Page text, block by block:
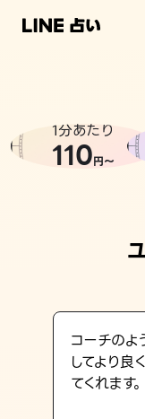
相談事例
1分あたり
110円〜
コーチの
してより良
てくれます。